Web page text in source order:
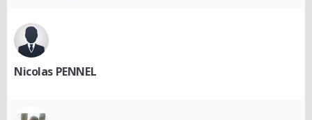
Nicolas PENNEL